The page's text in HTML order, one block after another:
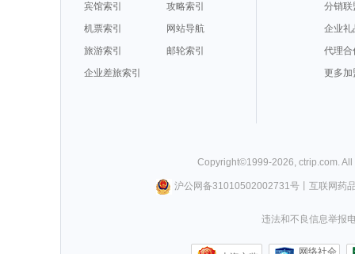
宾馆索引
攻略索引
机票索引
网站导航
旅游索引
邮轮索引
企业差旅索引
分销联
企业礼
代理合
更多加
Copyright©1999-2026 ctrip.com .
沪公网备31010502002731号丨 互联网药
违法和不良信息举报
网络社会